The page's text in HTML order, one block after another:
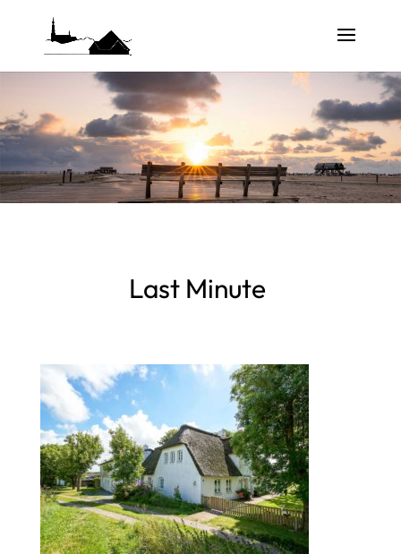
Last Minute